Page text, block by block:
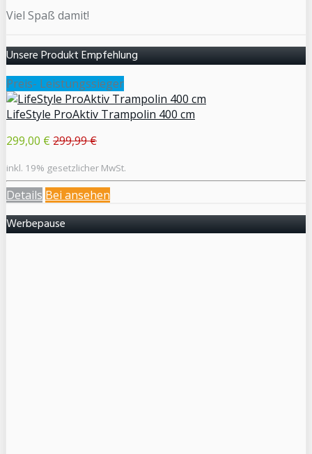
Viel Spaß damit!
Unsere Produkt Empfehlung
Preis- Leistungssieger
LifeStyle ProAktiv Trampolin 400 cm
299,00 € 299,99 €
inkl. 19% gesetzlicher MwSt.
Details Bei ansehen
Werbepause